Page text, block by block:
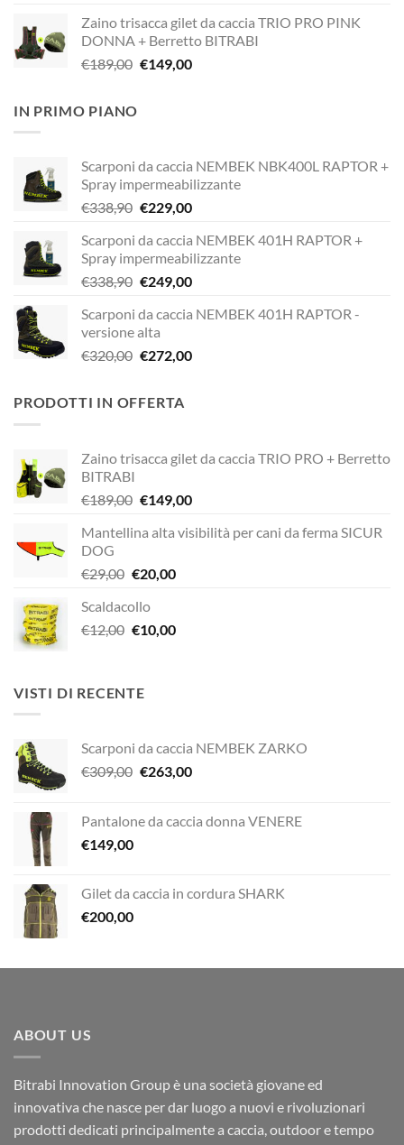
originale
era:
€338,90.
attuale
è:
€249,00.
Zaino trisacca gilet da caccia TRIO PRO PINK
DONNA + Berretto BITRABI
€189,00 Il
€149,00Il
IN PRIMO PIANO
Scarponi da caccia NEMBEK NBK400L RAPTOR +
Spray impermeabilizzante
€338,90 Il
originale
era:
€338,90.
€229,00Il
attuale
è:
€229,00.
Scarponi da caccia NEMBEK 401H RAPTOR +
Spray impermeabilizzante
€338,90 Il
originale
era:
€338,90.
€249,00Il
attuale
€249,00.
Scarponi da caccia NEMBEK 401H RAPTOR -
versione alta
€320,00 Il
era:
€272,00Il
PRODOTTI IN OFFERTA
Zaino trisacca gilet da caccia TRIO PRO + Berretto
BITRABI
€189,00 Il
originale
€189,00.
€149,00Il
attuale
Mantellina alta visibilità per cani da ferma SICUR
DOG
€29,00 Il
originale
era:
€20,00Il
è:
Scaldacollo
€12,00 Il
era:
€12,00.
€10,00Il
VISTI DI RECENTE
Scarponi da caccia NEMBEK ZARKO
€309,00 Il
era:
€263,00Il
è:
Pantalone da caccia donna VENERE
€149,00
Gilet da caccia in cordura SHARK
€200,00
ABOUT US
Bitrabi Innovation Group è una società giovane ed
innovativa che nasce per dar luogo a nuovi e rivoluzionari
prodotti dedicati principalmente a caccia, outdoor e tempo